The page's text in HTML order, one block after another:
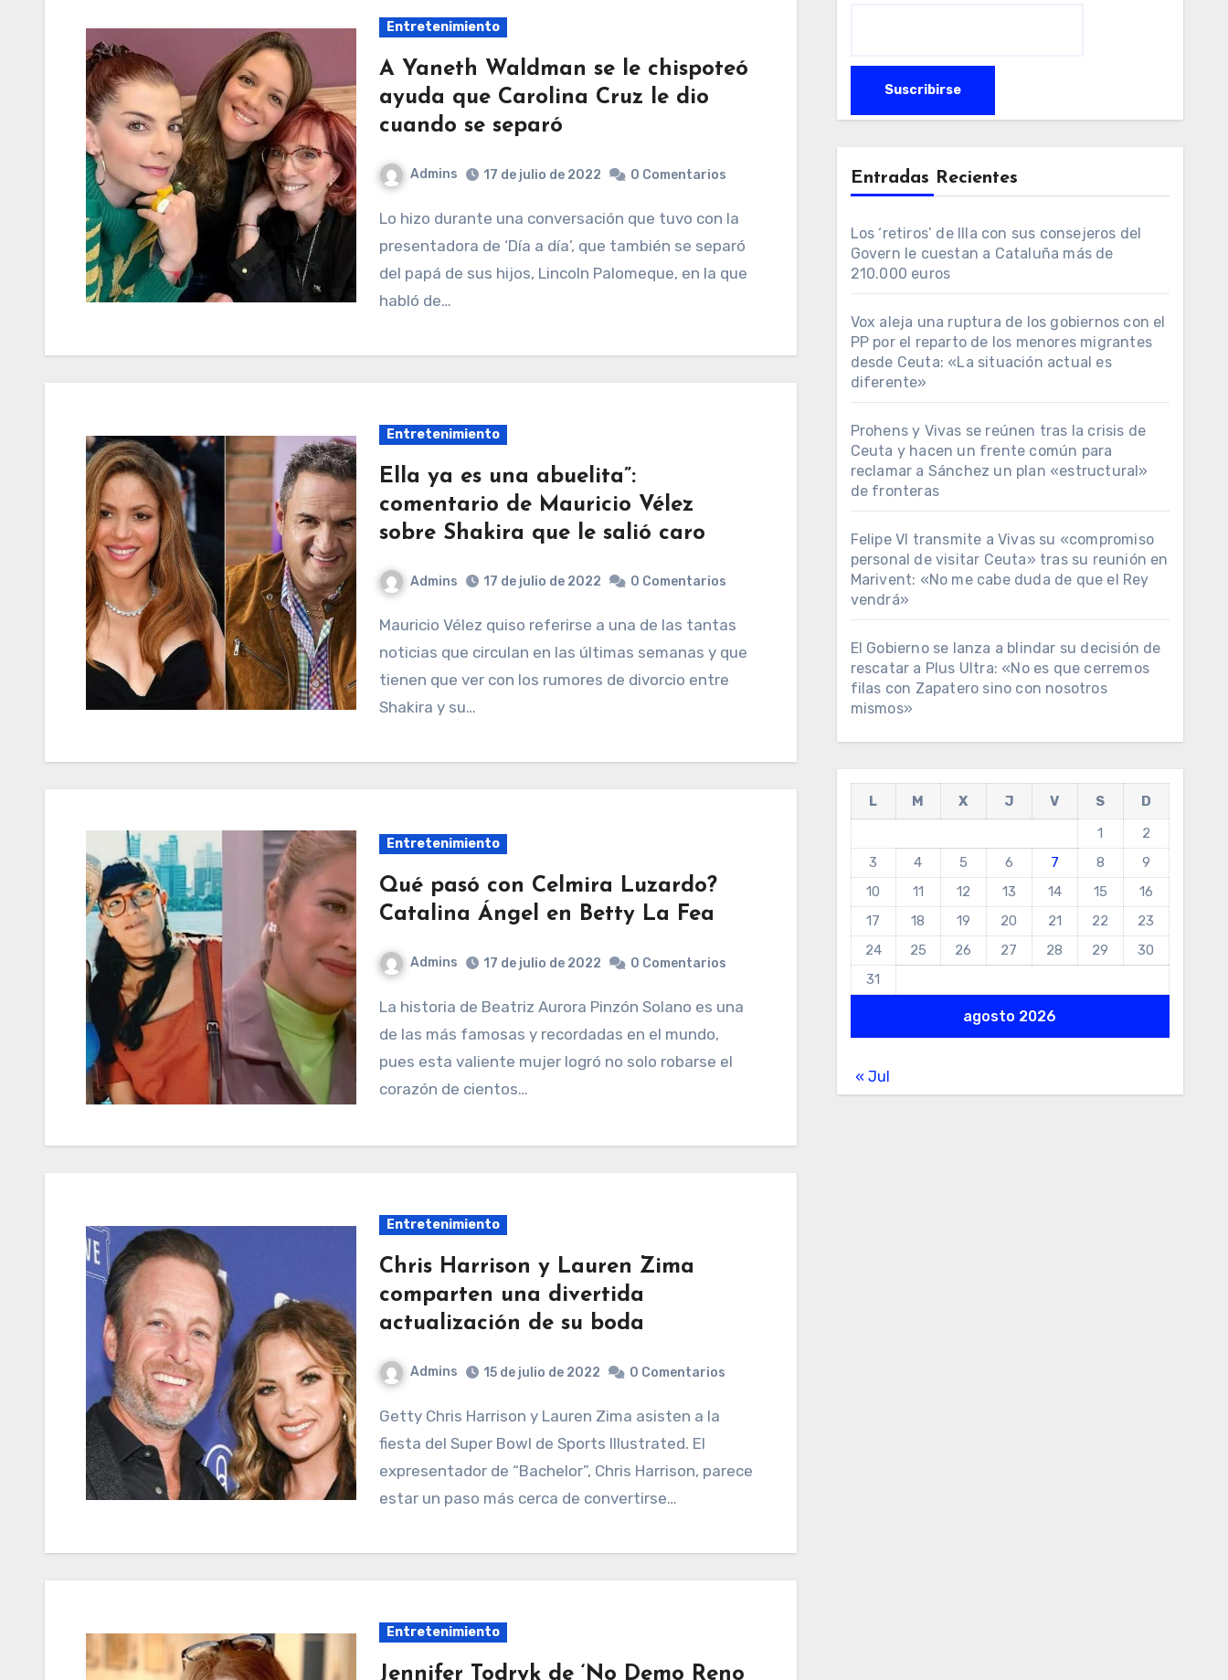
Entretenimiento
A Yaneth Waldman se le chispoteó
ayuda que Carolina Cruz le dio
cuando se separó
Admins 17 de julio de 2022 0 Comentarios
Lo hizo durante una conversación que tuvo con la
presentadora de ‘Día a día’, que también se separó
del papá de sus hijos, Lincoln Palomeque, en la que
habló de…
Entretenimiento
Ella ya es una abuelita”:
comentario de Mauricio Vélez
sobre Shakira que le salió caro
Admins 17 de julio de 2022 0 Comentarios
Mauricio Vélez quiso referirse a una de las tantas
noticias que circulan en las últimas semanas y que
tienen que ver con los rumores de divorcio entre
Shakira y su…
Entretenimiento
Qué pasó con Celmira Luzardo?
Catalina Ángel en Betty La Fea
Admins 17 de julio de 2022 0 Comentarios
La historia de Beatriz Aurora Pinzón Solano es una
de las más famosas y recordadas en el mundo,
pues esta valiente mujer logró no solo robarse el
corazón de cientos…
Entretenimiento
Chris Harrison y Lauren Zima
comparten una divertida
actualización de su boda
Admins 15 de julio de 2022 0 Comentarios
Getty Chris Harrison y Lauren Zima asisten a la
fiesta del Super Bowl de Sports Illustrated. El
expresentador de “Bachelor”, Chris Harrison, parece
estar un paso más cerca de convertirse…
Entretenimiento
Jennifer Todryk de ‘No Demo Reno
Entradas Recientes
Los ‘retiros’ de Illa con sus consejeros del
Govern le cuestan a Cataluña más de
210.000 euros
Vox aleja una ruptura de los gobiernos con el
PP por el reparto de los menores migrantes
desde Ceuta: «La situación actual es
diferente»
Prohens y Vivas se reúnen tras la crisis de
Ceuta y hacen un frente común para
reclamar a Sánchez un plan «estructural»
de fronteras
Felipe VI transmite a Vivas su «compromiso
personal de visitar Ceuta» tras su reunión en
Marivent: «No me cabe duda de que el Rey
vendrá»
El Gobierno se lanza a blindar su decisión de
rescatar a Plus Ultra: «No es que cerremos
filas con Zapatero sino con nosotros
mismos»
agosto 2026
L M X J V S
D
1
2
3
4 5 6 7 8
9
10
11 12 13 14 15
16
17
18 19 20 21 22
23
24
25 26 27 28 29
30
31
« Jul